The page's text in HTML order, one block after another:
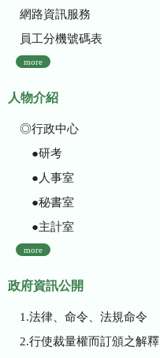
網路資訊服務
員工分機號碼表
more
人物介紹
◎行政中心
●研考
●人事室
●秘書室
●主計室
more
政府資訊公開
1.法律、命令、法規命令
2.行使裁量權而訂頒之解釋性規定及裁量基準